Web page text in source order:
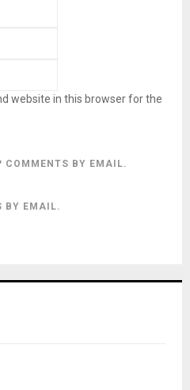
website in this browser for the
COMMENTS BY EMAIL.
BY EMAIL.